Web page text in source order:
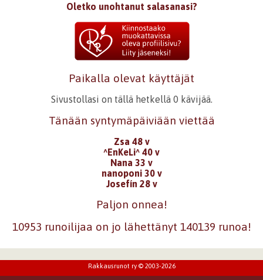
Oletko unohtanut salasanasi?
Paikalla olevat käyttäjät
Sivustollasi on tällä hetkellä 0 kävijää.
Tänään syntymäpäiviään viettää
Zsa 48 v
^EnKeLi^ 40 v
Nana 33 v
nanoponi 30 v
Josefín 28 v
Paljon onnea!
10953 runoilijaa on jo lähettänyt 140139 runoa!
Rakkausrunot ry © 2003-2026